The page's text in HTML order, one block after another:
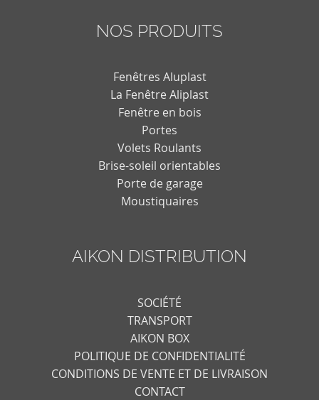
NOS PRODUITS
Fenêtres Aluplast
La Fenêtre Aliplast
Fenêtre en bois
Portes
Volets Roulants
Brise-soleil orientables
Porte de garage
Moustiquaires
AIKON DISTRIBUTION
SOCIÉTÉ
TRANSPORT
AIKON BOX
POLITIQUE DE CONFIDENTIALITÉ
CONDITIONS DE VENTE ET DE LIVRAISON
CONTACT